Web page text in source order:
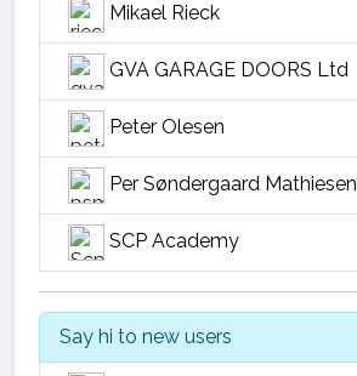
Mikael Rieck
GVA GARAGE DOORS Ltd
Peter Olesen
Per Søndergaard Mathiesen
SCP Academy
Say hi to new users